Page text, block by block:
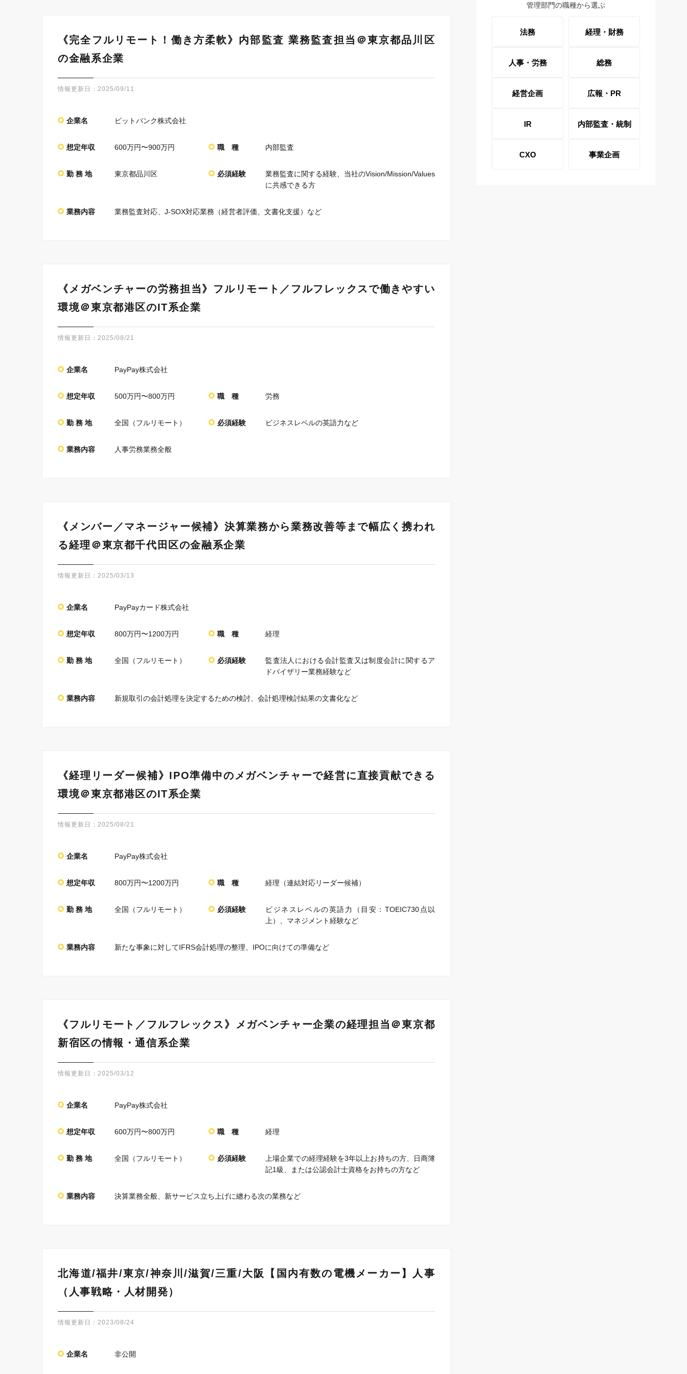
《完全フルリモート！働き方柔軟》内部監査 業務監査担当＠東京都品川区
の金融系企業
情報更新日： 2025/09/11
企業名 ビットバンク株式会社
想定年収 600万円〜900万円 職 種 内部監査
勤 務 地 東京都品川区 必須経験
業務監査に関する経験、当社のVision/Mission/Values
に共感できる方
業務内容 業務監査対応、J-SOX対応業務（経営者評価、文書化支援）など
《メガベンチャーの労務担当》フルリモート／フルフレックスで働きやすい
環境＠東京都港区のIT系企業
情報更新日： 2025/08/21
企業名 PayPay株式会社
想定年収 500万円〜800万円 職 種 労務
勤 務 地 全国（フルリモート） 必須経験 ビジネスレベルの英語力など
業務内容 人事労務業務全般
《メンバー／マネージャー候補》決算業務から業務改善等まで幅広く携われ
る経理＠東京都千代田区の金融系企業
情報更新日： 2025/03/13
企業名 PayPayカード株式会社
想定年収 800万円〜1200万円 職 種 経理
勤 務 地 全国（フルリモート） 必須経験
監査法人における会計監査又は制度会計に関するア
ドバイザリー業務経験など
業務内容 新規取引の会計処理を決定するための検討、会計処理検討結果の文書化など
《経理リーダー候補》IPO準備中のメガベンチャーで経営に直接貢献できる
環境＠東京都港区のIT系企業
情報更新日： 2025/08/21
企業名 PayPay株式会社
想定年収 800万円〜1200万円 職 種 経理（連結対応リーダー候補）
勤 務 地 全国（フルリモート） 必須経験
ビジネスレベルの英語力（目安：TOEIC730点以
上）、マネジメント経験など
業務内容 新たな事象に対してIFRS会計処理の整理、IPOに向けての準備など
《フルリモート／フルフレックス》メガベンチャー企業の経理担当＠東京都
新宿区の情報・通信系企業
情報更新日： 2025/03/12
企業名 PayPay株式会社
想定年収 600万円〜800万円 職 種 経理
勤 務 地 全国（フルリモート） 必須経験
上場企業での経理経験を3年以上お持ちの方、日商簿
記1級、または公認会計士資格をお持ちの方など
業務内容 決算業務全般、新サービス立ち上げに纏わる次の業務など
北海道/福井/東京/神奈川/滋賀/三重/大阪【国内有数の電機メーカー】人事
（人事戦略・人材開発）
情報更新日： 2023/08/24
企業名 非公開
管理部門の職種から選ぶ
法務 経理・財務
人事・労務 総務
経営企画 広報・PR
IR 内部監査・統制
CXO 事業企画